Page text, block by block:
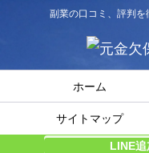
副業の口コミ、評判
ホーム
サイトマップ
LINE